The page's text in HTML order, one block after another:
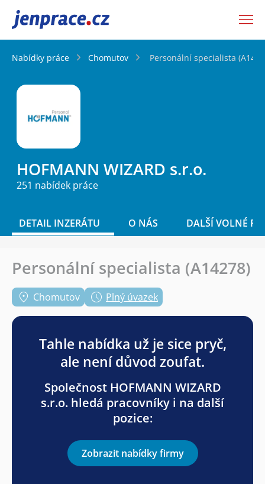
JenPráce.cz
Nabídky práce Chomutov Personální specialista
HOFMANN WIZARD s.r.o.
251 nabídek práce
DETAIL INZERÁTU O NÁS DALŠÍ VOLNÉ
Personální specialista (A14278)
Chomutov Plný úvazek
Tahle nabídka už je sice pryč,
ale není důvod zoufat.
Společnost HOFMANN WIZARD
s.r.o. hledá pracovníky i na další
pozice:
Zobrazit nabídky firmy